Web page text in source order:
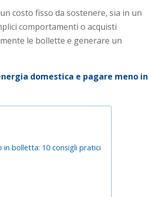
costo fisso da sostenere, sia in un
comportamenti o acquisti
le bollette e generare un
domestica e pagare meno in
bolletta: 10 consigli pratici